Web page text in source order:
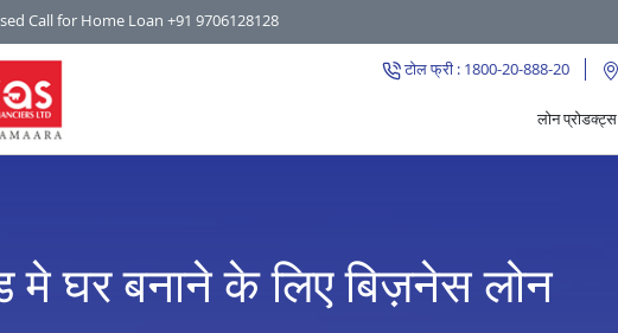
Call for Home Loan +91 9706128128
टोल फ्री : 1800-20-888-20
लोन प्रोडक्ट्स
मे घर बनाने के लिए बिज़नेस लोन